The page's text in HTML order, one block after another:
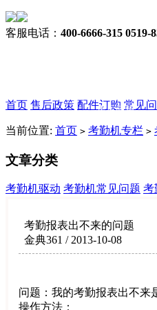
客服电话： 400-6666-315 0519-
首页 售后政策 配件订购 常见
售后政策
当前位置: 首页 > 考勤机专栏 >
文章分类
考勤机驱动 考勤机常见问题 考
考勤报表出不来的问题
金典361 / 2013-10-08
问题：我的考勤报表出不来
操作方法：